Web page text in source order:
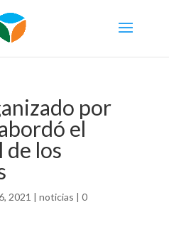
por
el
de los
2021 | noticias | 0